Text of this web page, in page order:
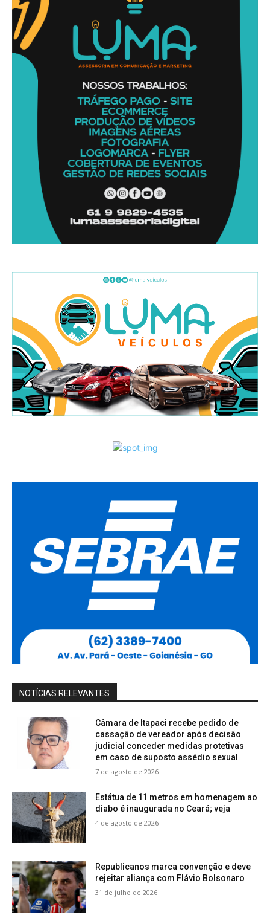
NOTÍCIAS RELEVANTES
Câmara de Itapaci recebe pedido de
cassação de vereador após decisão
judicial conceder medidas protetivas
em caso de suposto assédio sexual
7 de agosto de 2026
Estátua de 11 metros em homenagem ao
diabo é inaugurada no Ceará; veja
4 de agosto de 2026
Republicanos marca convenção e deve
rejeitar aliança com Flávio Bolsonaro
31 de julho de 2026